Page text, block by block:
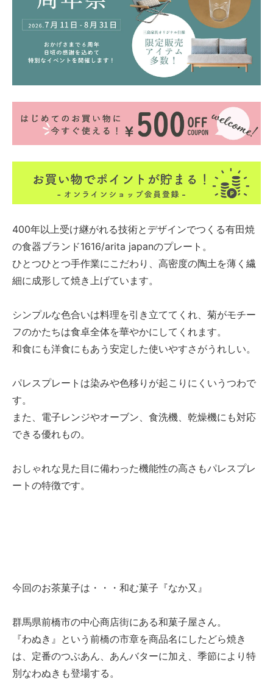
400年以上受け継がれる技術とデザインでつくる有田焼
の食器ブランド1616/arita japanのプレート。
ひとつひとつ手作業にこだわり、高密度の陶土を薄く繊
細に成形して焼き上げています。
シンプルな色合いは料理を引き立ててくれ、菊がモチー
フのかたちは食卓全体を華やかにしてくれます。
和食にも洋食にもあう安定した使いやすさがうれしい。
パレスプレートは染みや色移りが起こりにくいうつわで
す。
また、電子レンジやオーブン、食洗機、乾燥機にも対応
できる優れもの。
おしゃれな見た目に備わった機能性の高さもパレスプレ
ートの特徴です。
今回のお茶菓子は・・・和む菓子『なか又』
群馬県前橋市の中心商店街にある和菓子屋さん。
『わぬき』という前橋の市章を商品名にしたどら焼き
は、定番のつぶあん、あんバターに加え、季節により特
別なわぬきも登場する。